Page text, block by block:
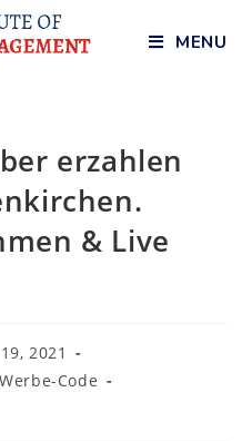
MENU
erzahlen
& Live
2021
Code